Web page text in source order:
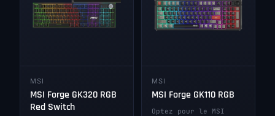
MSI
MSI Forge GK320 RGB
Red Switch
MSI
MSI Forge GK110 RGB
Optez pour le MSI